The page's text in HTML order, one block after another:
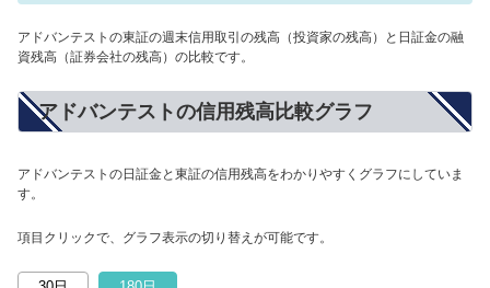
アドバンテストの東証の週末信用取引の残高（投資家の残高）と日証金の融
資残高（証券会社の残高）の比較です。
アドバンテストの信用残高比較グラフ
アドバンテストの日証金と東証の信用残高をわかりやすくグラフにしていま
す。
項目クリックで、グラフ表示の切り替えが可能です。